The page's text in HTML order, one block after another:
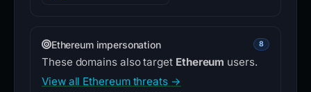
Ethereum impersonation 8
These domains also target Ethereum users.
View all Ethereum threats →